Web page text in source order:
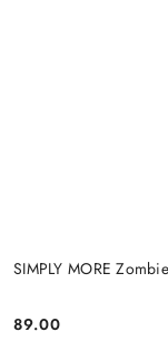
SIMPLY MORE
Cena:
89.00